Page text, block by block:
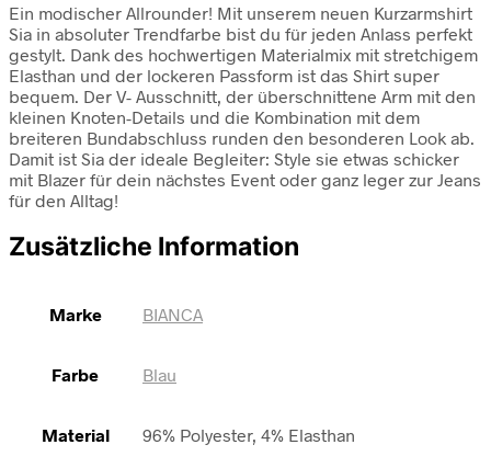
Ein modischer Allrounder! Mit unserem neuen Kurzarmshirt
Sia in absoluter Trendfarbe bist du für jeden Anlass perfekt
gestylt. Dank des hochwertigen Materialmix mit stretchigem
Elasthan und der lockeren Passform ist das Shirt super
bequem. Der V- Ausschnitt, der überschnittene Arm mit den
kleinen Knoten-Details und die Kombination mit dem
breiteren Bundabschluss runden den besonderen Look ab.
Damit ist Sia der ideale Begleiter: Style sie etwas schicker
mit Blazer für dein nächstes Event oder ganz leger zur Jeans
für den Alltag!
Zusätzliche Information
Marke BIANCA
Farbe Blau
Material 96% Polyester, 4% Elasthan